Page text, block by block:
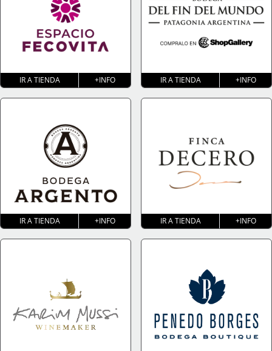
IR A TIENDA +INFO IR A TIENDA +INFO
IR A TIENDA +INFO IR A TIENDA +INFO